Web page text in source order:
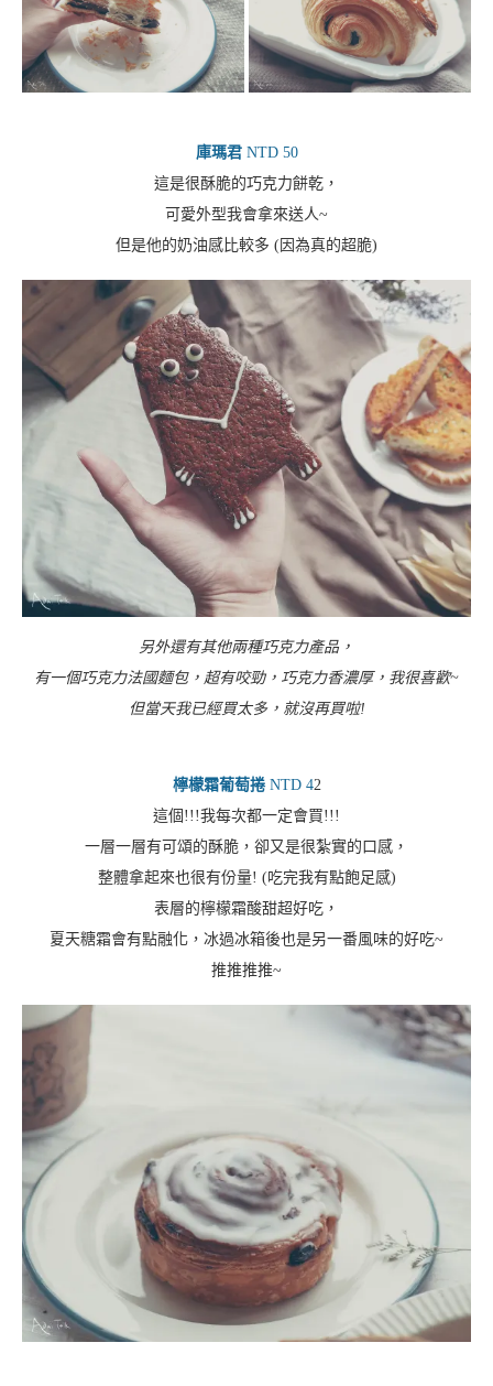
庫瑪君 NTD 50
這是很酥脆的巧克力餅乾，
可愛外型我會拿來送人~
但是他的奶油感比較多 (因為真的超脆)
另外還有其他兩種巧克力產品，
有一個巧克力法國麵包，超有咬勁，巧克力香濃厚，我很喜歡~
但當天我已經買太多，就沒再買啦!
檸檬霜葡萄捲 NTD 42
這個!!!我每次都一定會買!!!
一層一層有可頌的酥脆，卻又是很紮實的口感，
整體拿起來也很有份量! (吃完我有點飽足感)
表層的檸檬霜酸甜超好吃，
夏天糖霜會有點融化，冰過冰箱後也是另一番風味的好吃~
推推推推~